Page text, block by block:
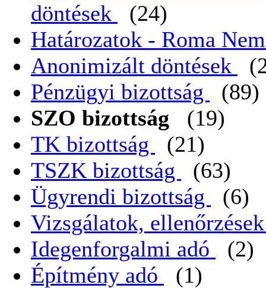
döntések
(24)
Határozatok - Roma
Anonimizált döntések
Pénzügyi bizottság
(89)
SZO bizottság
(19)
TK bizottság
(21)
TSZK bizottság
(63)
Ügyrendi bizottság
(6)
Vizsgálatok,
Idegenforgalmi adó
(2)
Építmény adó
(1)